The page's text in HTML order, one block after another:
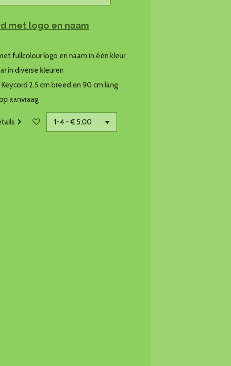
met logo en naam
fullcolour logo en naam in één kleur.
in diverse kleuren
2,5 cm breed en 90 cm lang
aanvraag